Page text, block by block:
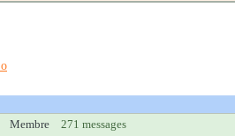
Membre
271 messages